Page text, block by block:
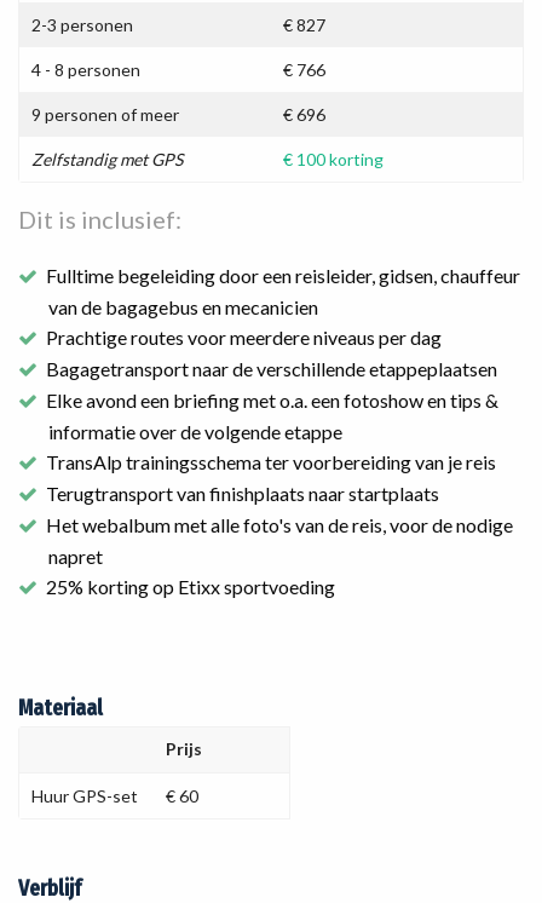
2-3 personen € 827
4 - 8 personen € 766
9 personen of meer € 696
Zelfstandig met GPS € 100 korting
Dit is inclusief:
Fulltime begeleiding door een reisleider, gidsen, chauffeur
van de bagagebus en mecanicien
Prachtige routes voor meerdere niveaus per dag
Bagagetransport naar de verschillende etappeplaatsen
Elke avond een briefing met o.a. een fotoshow en tips &
informatie over de volgende etappe
TransAlp trainingsschema ter voorbereiding van je reis
Terugtransport van finishplaats naar startplaats
Het webalbum met alle foto's van de reis, voor de nodige
napret
25% korting op Etixx sportvoeding
Materiaal
Prijs
Huur GPS-set € 60
Verblijf